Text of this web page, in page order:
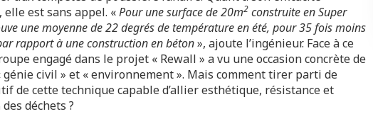
est sans appel. «Pour une surface de 20m2 construite en Super
une moyenne de 22 degrés de température en été, pour 35 fois moins
rapport à une construction en béton», ajoute l’ingénieur. Face à ce
engagé dans le projet « Rewall » a vu une occasion concrète de
civil » et « environnement ». Mais comment tirer parti de
de cette technique capable d’allier esthétique, résistance et
déchets ?